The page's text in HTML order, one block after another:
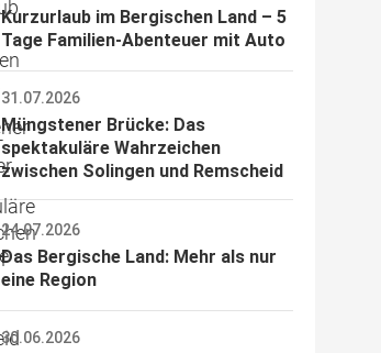
Kurzurlaub im Bergischen Land – 5
Tage Familien-Abenteuer mit Auto
31.07.2026
Müngstener Brücke: Das
spektakuläre Wahrzeichen
zwischen Solingen und Remscheid
24.07.2026
Das Bergische Land: Mehr als nur
eine Region
30.06.2026